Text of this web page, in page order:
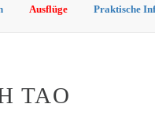
Ausflüge Praktische
TAO